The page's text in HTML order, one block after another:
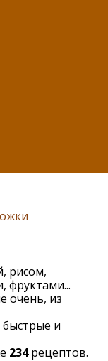
рисом,
фруктами...
очень, из
и
234рецептов.